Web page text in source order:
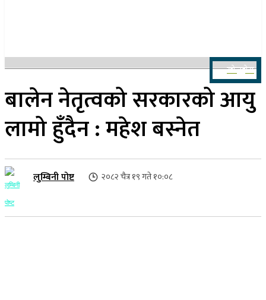
खोज्नुहोस
बालेन नेतृत्वको सरकारको आयु
लामो हुँदैन : महेश बस्नेत
लुम्बिनी पोष्ट २०८२ चैत्र १९ गते १०:०८